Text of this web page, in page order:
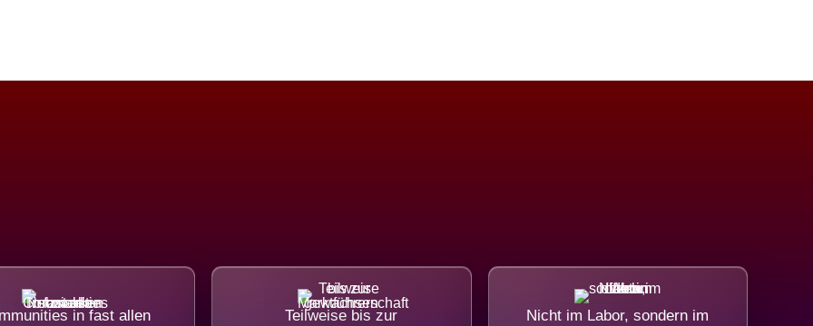
in fast allen
Teilweise bis zur
Nicht im Labor, sondern im